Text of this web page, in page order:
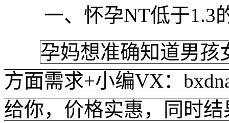
一、怀孕NT低于1.3
孕妈想准确知道男孩
方面需求+小编VX：
给你，价格实惠，同时